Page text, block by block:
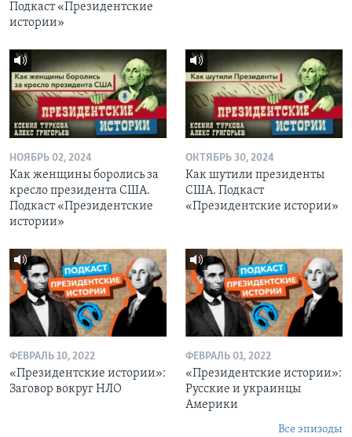
Подкаст «Президентские
истории»
НОЯБРЬ 02, 2024
Как женщины боролись за
кресло президента США.
Подкаст «Президентские
истории»
ОКТЯБРЬ 30, 2024
Как шутили президенты
США. Подкаст
«Президентские истории»
ФЕВРАЛЬ 10, 2022
«Президентские истории»:
Заговор вокруг НЛО
ФЕВРАЛЬ 01, 2022
«Президентские истории»:
Русские и украинцы
Америки
Все эпизоды